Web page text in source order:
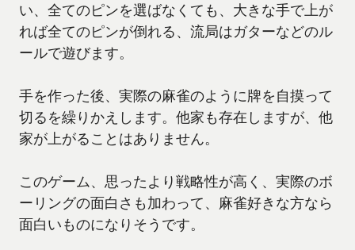
い、全てのピンを選ばなくても、大きな手で上が
れば全てのピンが倒れる、流局はガターなどのル
ールで遊びます。
手を作った後、実際の麻雀のように牌を自摸って
切るを繰りかえします。他家も存在しますが、他
家が上がることはありません。
このゲーム、思ったより戦略性が高く、実際のボ
ーリングの面白さも加わって、麻雀好きな方なら
面白いものになりそうです。